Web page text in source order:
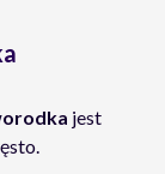
jest